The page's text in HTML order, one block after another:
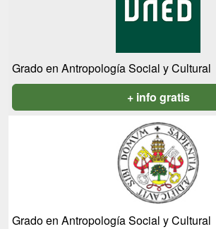
Grado en Antropología Social y Cultural
+ info gratis
Grado en Antropología Social y Cultural